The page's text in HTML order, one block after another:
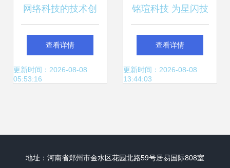
网络科技的技术创
新 无线通信领域的
期刊投稿指南
查看详情
更新时间：2026-08-08
05:53:16
铭瑄科技 为星闪技
术发展与应用带来
新推力
查看详情
更新时间：2026-08-08
13:44:03
地址：河南省郑州市金水区花园北路59号居易国际808室